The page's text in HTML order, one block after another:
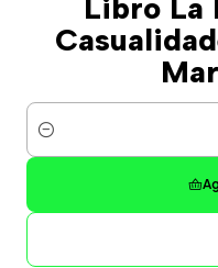
Libro La
Cantidad